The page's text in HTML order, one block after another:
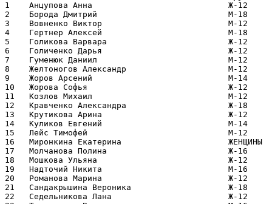
1    Анцупова Анна                            Ж-12
2    Борода Дмитрий                           М-18
3    Вовненко Виктор                          М-12
4    Гертнер Алексей                          М-
5    Голикова Варвара                         Ж-12
6    Голиченко Дарья                          Ж-12
7    Гуменюк Даниил                           М-12
8    Желтоногов Александр                     М-
9    Жоров Арсений                            М-14
10   Жорова Софья                             Ж-12
11   Козлов Михаил                            М-12
12   Кравченко Александра                     Ж-
13   Крутикова Арина                          Ж-12
14   Куликов Евгений                          М-
15   Лейс Тимофей                             М-12
16   Миронкина Екатерина
17   Молчанова Полина                         Ж-
18   Мошкова Ульяна                           Ж-12
19   Надточий Никита                          М-
20   Романова Марина                          Ж-
21   Сандакрышина Вероника                    Ж-
22   Седельникова Лана                        Ж-